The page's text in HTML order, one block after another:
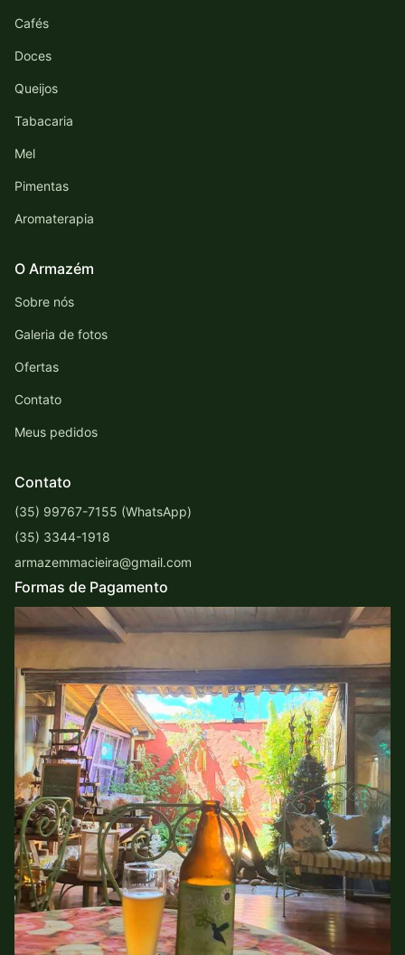
Cafés
Doces
Queijos
Tabacaria
Mel
Pimentas
Aromaterapia
O Armazém
Sobre nós
Galeria de fotos
Ofertas
Contato
Meus pedidos
Contato
(35) 99767-7155 (WhatsApp)
(35) 3344-1918
armazemmacieira@gmail.com
Formas de Pagamento